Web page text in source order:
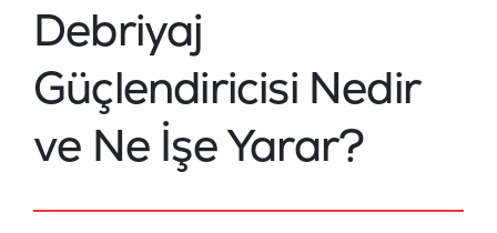
Debriyaj
Güçlendiricisi Nedir
ve Ne İşe Yarar?